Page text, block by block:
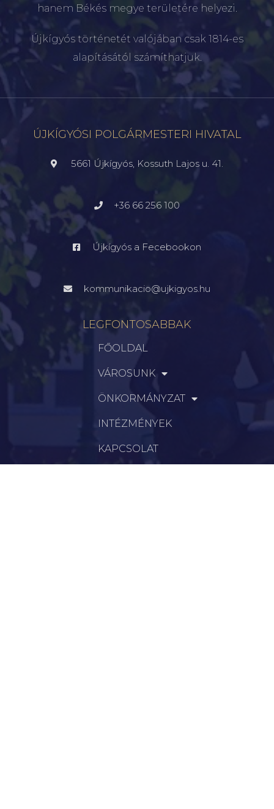
hanem Békés megye területére helyezi.
Újkígyós történetét valójában csak 1814-es
alapításától számíthatjuk.
ÚJKÍGYÓSI POLGÁRMESTERI HIVATAL
5661 Újkígyós, Kossuth Lajos u. 41.
+36 66 256 100
Újkígyós a Fecebookon
kommunikacio@ujkigyos.hu
LEGFONTOSABBAK
FŐOLDAL
VÁROSUNK
ÖNKORMÁNYZAT
INTÉZMÉNYEK
KAPCSOLAT